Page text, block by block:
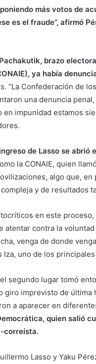
más votos de
es el fraude”, afirmó
brazo
ya había
“La Confederación de
una denuncia
en impunidad estamos
de Lasso se
la CONAIE, quien
algo que, en
y de resultados
en este
atentar contra la
venga de donde
Iza, uno de los
segundo lugar tomó
giro imprevisto de
a aparecer en
quien salió
correísta.
Lasso y Yaku